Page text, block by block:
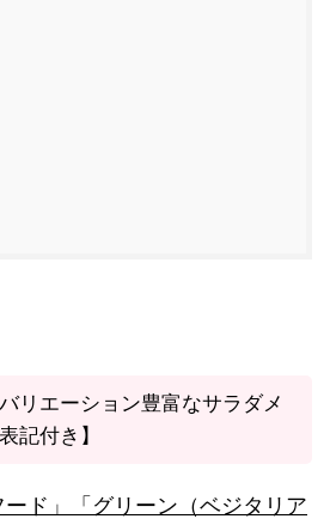
リエーション豊富なサラダメ
記付き】
ード」「グリーン（ベジタリア